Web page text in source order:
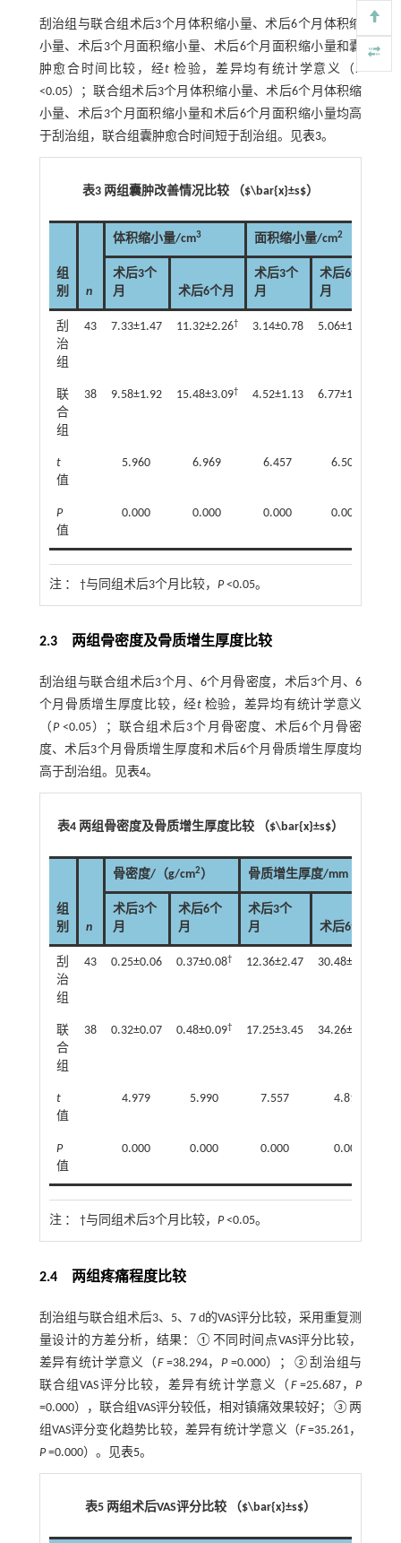
刮治组与联合组术后3个月体积缩小量、术后6个月体积缩
小量、术后3个月面积缩小量、术后6个月面积缩小量和囊
肿愈合时间比较，经t 检验，差异均有统计学意义（P
<0.05）；联合组术后3个月体积缩小量、术后6个月体积缩
小量、术后3个月面积缩小量和术后6个月面积缩小量均高
于刮治组，联合组囊肿愈合时间短于刮治组。见表3。
表3 两组囊肿改善情况比较 （$\bar{x}±s$）
组
别
n
体积缩小量/cm3 面积缩小量/cm2
术后3个
月
术后6个月
术后3个
月
术后6个
月
刮
治
组
43 7.33±1.47 11.32±2.26† 3.14±0.78 5.06±1.01
联
合
组
38 9.58±1.92 15.48±3.09† 4.52±1.13 6.77±1.35
t
值
5.960 6.969 6.457 6.501
P
值
0.000 0.000 0.000 0.000
注 ： †与同组术后3个月比较， P<0.05。
2.3 两组骨密度及骨质增生厚度比较
刮治组与联合组术后3个月、6个月骨密度，术后3个月、6
个月骨质增生厚度比较，经t 检验，差异均有统计学意义
（ P<0.05）；联合组术后3个月骨密度、术后6个月骨密
度、术后3个月骨质增生厚度和术后6个月骨质增生厚度均
高于刮治组。见表4。
表4 两组骨密度及骨质增生厚度比较 （$\bar{x}±s$）
组
别
n
骨密度/（g/cm2） 骨质增生厚度/mm
术后3个
月
术后6个
月
术后3个
月
术后6个月
刮
治
组
43 0.25±0.06 0.37±0.08† 12.36±2.47 30.48±3.38
联
合
组
38 0.32±0.07 0.48±0.09† 17.25±3.45 34.26±3.69
t
值
4.979 5.990 7.557 4.811
P
值
0.000 0.000 0.000 0.000
注 ： †与同组术后3个月比较， P<0.05。
2.4 两组疼痛程度比较
刮治组与联合组术后3、5、7 d的VAS评分比较，采用重复测
量设计的方差分析，结果：①不同时间点VAS评分比较，
差异有统计学意义（ F=38.294， P=0.000）；②刮治组与
联合组VAS评分比较，差异有统计学意义（ F=25.687，P
=0.000），联合组VAS评分较低，相对镇痛效果较好；③两
组VAS评分变化趋势比较，差异有统计学意义（F=35.261，
P=0.000）。见表5。
表5 两组术后VAS评分比较 （$\bar{x}±s$）